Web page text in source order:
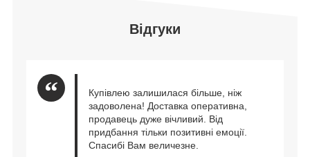
Відгуки
Купівлею залишилася більше, ніж
задоволена! Доставка оперативна,
продавець дуже вічливий. Від
придбання тільки позитивні емоції.
Спасибі Вам величезне.